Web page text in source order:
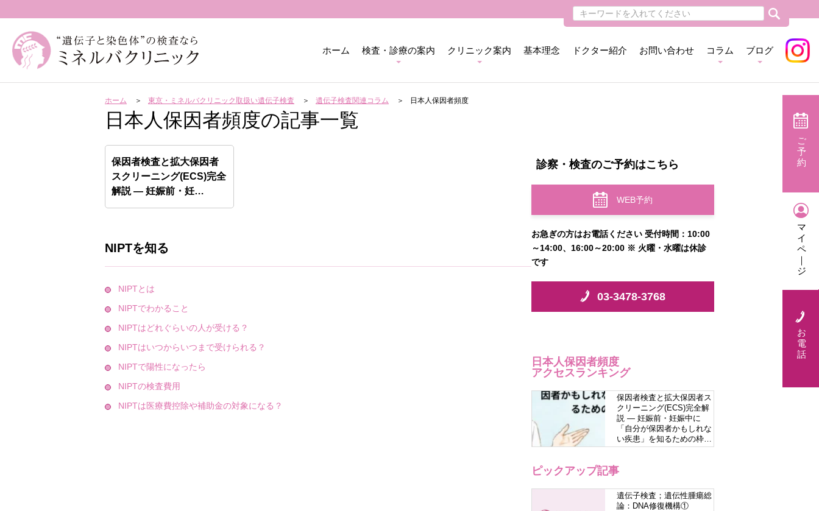
ホーム 検査・診療の案内 クリニック案内 基本理念 ドクター紹介 お問い合わせ コラム ブログ
ホーム 東京・ミネルバクリニック取扱い遺伝子検査 遺伝子検査関連コラム 日本人保因者頻度
日本人保因者頻度の記事一覧
保因者検査と拡大保因者
スクリーニング(ECS)完全
解説 — 妊娠前・妊…
NIPTを知る
NIPTとは
NIPTでわかること
NIPTはどれぐらいの人が受ける？
NIPTはいつからいつまで受けられる？
NIPTで陽性になったら
NIPTの検査費用
NIPTは医療費控除や補助金の対象になる？
診察・検査のご予約はこちら
WEB予約
お急ぎの方はお電話ください 受付時間：10:00
～14:00、16:00～20:00 ※ 火曜・水曜は休診
です
03-3478-3768
日本人保因者頻度
アクセスランキング
保因者検査と拡大保因者ス
クリーニング(ECS)完全解
説 — 妊娠前・妊娠中に
「自分が保因者かもしれな
い疾患」を知るための枠組
み
ピックアップ記事
遺伝子検査；遺伝性腫瘍総
論：DNA修復機構①
ご
予
約
マ
イ
ペ
｜
ジ
お
電
話